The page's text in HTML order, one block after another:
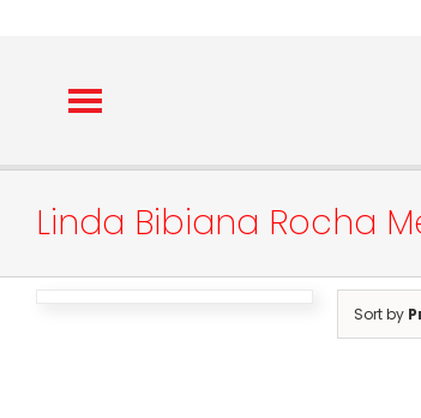
Linda Bibiana Rocha
Sort by